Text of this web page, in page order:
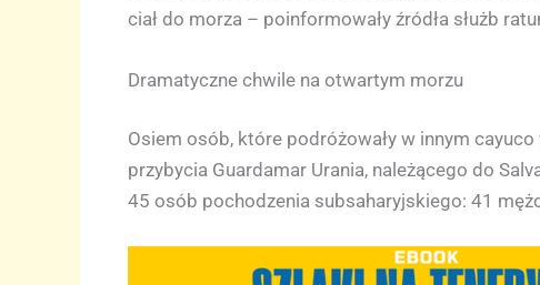
ciał do morza – poinformowały źródła służb
Dramatyczne chwile na otwartym morzu
Osiem osób, które podróżowały w innym
przybycia Guardamar Urania, należącego do
45 osób pochodzenia subsaharyjskiego: 41